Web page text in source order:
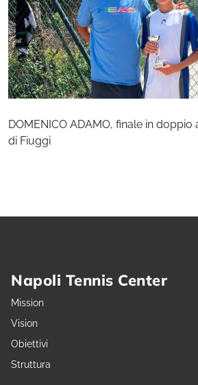
DOMENICO ADAMO, finale in
di Fiuggi
Napoli Tennis Center
Mission
Vision
Obiettivi
Struttura